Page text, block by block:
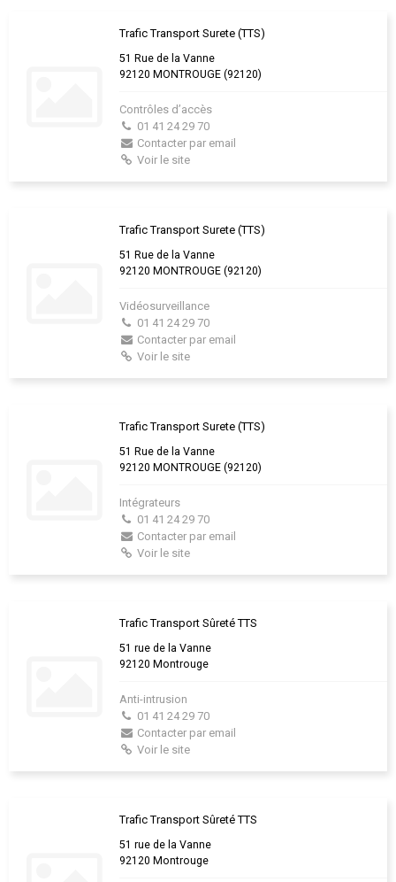
Trafic Transport Surete (TTS)
51 Rue de la Vanne
92120 MONTROUGE (92120)
Contrôles d’accès
01 41 24 29 70
Contacter par email
Voir le site
Trafic Transport Surete (TTS)
51 Rue de la Vanne
92120 MONTROUGE (92120)
Vidéosurveillance
01 41 24 29 70
Contacter par email
Voir le site
Trafic Transport Surete (TTS)
51 Rue de la Vanne
92120 MONTROUGE (92120)
Intégrateurs
01 41 24 29 70
Contacter par email
Voir le site
Trafic Transport Sûreté TTS
51 rue de la Vanne
92120 Montrouge
Anti-intrusion
01 41 24 29 70
Contacter par email
Voir le site
Trafic Transport Sûreté TTS
51 rue de la Vanne
92120 Montrouge